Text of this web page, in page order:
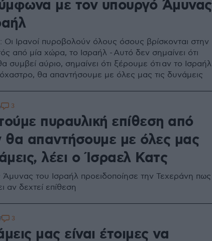
με τον υπουργό Άμυνας
Οι Ιρανοί πυροβολούν όλους όσους βρίσκονται στην
από μία χώρα, το Ισραήλ - Αυτό δεν σημαίνει ότι
συμβεί αύριο, σημαίνει ότι ξέρουμε ότι αν το Ισραήλ
θα απαντήσουμε με όλες μας τις δυνάμεις
πυραυλική επίθεση από
θα απαντήσουμε με όλες μας
λέει ο Ίσραελ Κατς
του Ισραήλ προειδοποίησε την Τεχεράνη πως
αν δεχτεί επίθεση
3
μας είναι έτοιμες να
3